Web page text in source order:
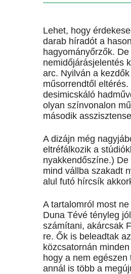
Lehet, hogy
darab híradót a
hagyományőrzők.
nemidőjárásjelentés
arc. Nyilván a
műsorrendtől
desimicskáló
olyan színvonalon
második
A dizájn még
eltréfálkozik a
nyakkendőszíne.)
mind vállba szakadt
alul futó hírcsík
A tartalomról most
Duna Tévé tényleg
számítani, akárcsak
re. Ők is beleadtak
közcsatornán
hogy a nem
annál is több a